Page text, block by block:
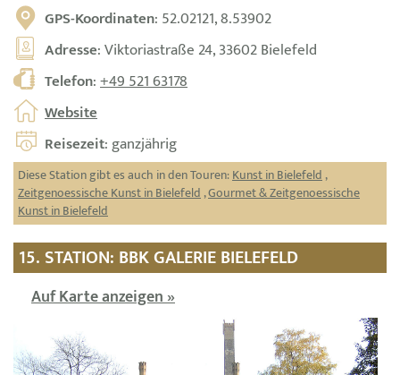
GPS-Koordinaten: 52.02121, 8.53902
Adresse: Viktoriastraße 24, 33602 Bielefeld
Telefon:+49 521 63178
Website
Reisezeit: ganzjährig
Diese Station gibt es auch in den Touren:Kunst in Bielefeld,
Zeitgenoessische Kunst in Bielefeld,Gourmet & Zeitgenoessische
Kunst in Bielefeld
15. STATION: BBK GALERIE BIELEFELD
Auf Karte anzeigen »